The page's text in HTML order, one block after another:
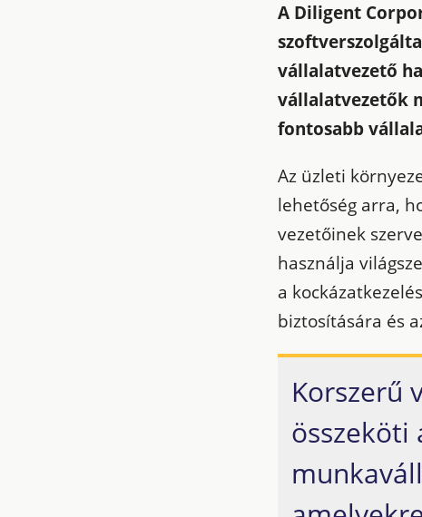
A Diligent
vállalatvezető
vállalatvezetők
fontosabb
Az üzleti
lehetőség arra,
vezetőinek
használja
a
biztosítására és
Korszerű
összeköti